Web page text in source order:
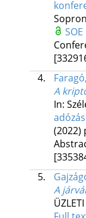
4.
A
In:
(2022)
5.
A